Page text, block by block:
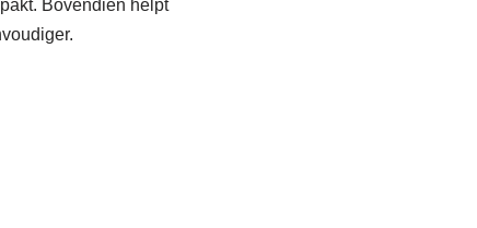
Bovendien helpt